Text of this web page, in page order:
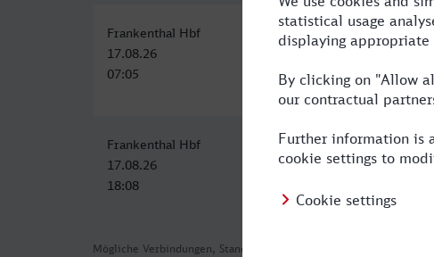
Mögliche Verbindungen, Stand: 2026-08-03 17:31
Frankenthal Hbf
17.08.26
07:05
Bruxelles-Central
17.08.26
11:34
Frankenthal Hbf
17.08.26
18:08
Bruxelles-Central
18.08.26